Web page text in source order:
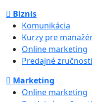
Biznis
Komunikácia
Kurzy pre
Online marketing
Predajné zručnosti
Marketing
Online marketing